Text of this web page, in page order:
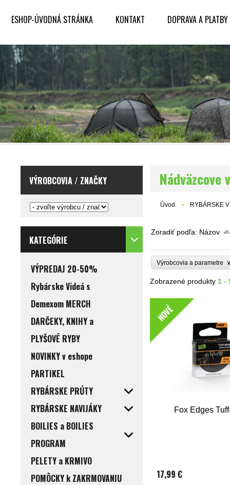
ESHOP-ÚVODNÁ STRÁNKA KONTAKT DOPRAVA A PLATBY
VÝROBCOVIA / ZNAČKY
KATEGÓRIE
VÝPREDAJ 20-50%
Rybárske Videá s
Demexom MERCH
DARČEKY, KNIHY a
PLYŠOVÉ RYBY
NOVINKY v eshope
PARTIKEL
RYBÁRSKE PRÚTY
RYBÁRSKE NAVIJÁKY
BOILIES a BOILIES
PROGRAM
PELETY a KRMIVO
POMÔCKY k ZAKRMOVANIU
Úvod RYBÁRSKE
Zoradiť podľa: Názov
Výrobcovia a parametre
Zobrazené produkty 1 -
NOVÉ
Fox Edges
17,99 €